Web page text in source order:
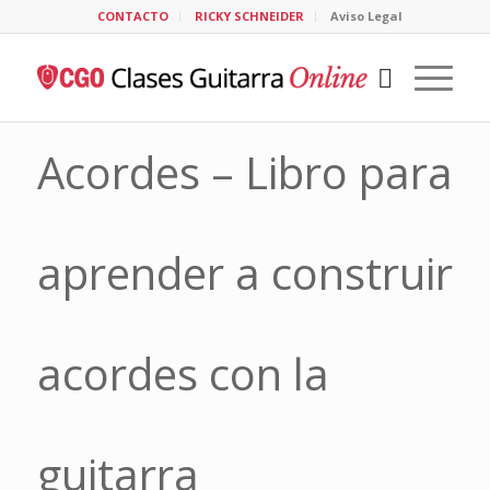
CONTACTO RICKY SCHNEIDER Aviso Legal
Acordes – Libro para
aprender a construir
acordes con la
guitarra